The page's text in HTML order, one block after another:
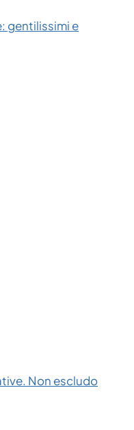
gentilissimi e
Non escludo